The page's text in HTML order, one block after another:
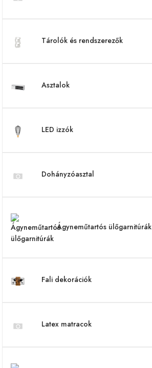
Tárolók és rendszerezők
Asztalok
LED izzók
Dohányzóasztal
Ágyneműtartós ülőgarnitúrák
Fali dekorációk
Latex matracok